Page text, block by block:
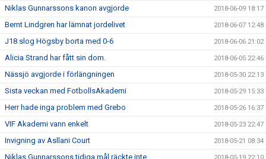
Niklas Gunnarssons kanon avgjorde 2018-06-09 18:17
Bernt Lindgren har lämnat jordelivet 2018-06-07 12:48
J18 slog Högsby borta med 0-6 2018-06-06 21:02
Alicia Strand har fått sin dom. 2018-06-05 22:46
Nässjö avgjorde i förlängningen 2018-05-30 22:13
Sista veckan med FotbollsAkademi 2018-05-29 15:33
Herr hade inga problem med Grebo 2018-05-26 16:37
VIF Akademi vann enkelt 2018-05-23 22:47
Invigning av Asllani Court 2018-05-21 08:34
Niklas Gunnarssons tidiga mål räckte inte